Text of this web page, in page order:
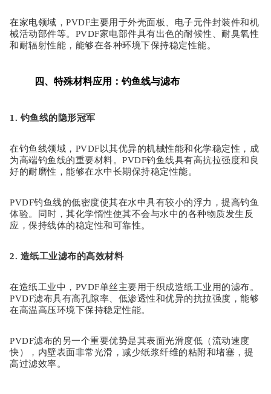
在家电领域， PVDF主要用于外壳面板、电子元件封装件和机
械活动部件等。PVDF家电部件具有出色的耐候性、耐臭氧性
和耐辐射性能，能够在各种环境下保持稳定性能。
四、特殊材料应用：钓鱼线与滤布
1. 钓鱼线的隐形冠军
在钓鱼线领域， PVDF以其优异的机械性能和化学稳定性，成
为高端钓鱼线的重要材料。PVDF钓鱼线具有高抗拉强度和良
好的耐磨性，能够在水中长期保持稳定性能。
PVDF钓鱼线的低密度使其在水中具有较小的浮力，提高钓鱼
体验。同时，其化学惰性使其不会与水中的各种物质发生反
应，保持线体的稳定性和可靠性。
2. 造纸工业滤布的高效材料
在造纸工业中， PVDF单丝主要用于织成造纸工业用的滤布。
PVDF滤布具有高孔隙率、低渗透性和优异的抗拉强度，能够
在高温高压环境下保持稳定性能。
PVDF滤布的另一个重要优势是其表面光滑度低（流动速度
快），内壁表面非常光滑，减少纸浆纤维的粘附和堵塞，提
高过滤效率。